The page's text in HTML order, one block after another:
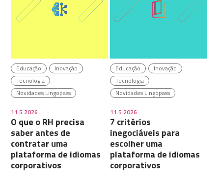
Educação
Inovação
Tecnologia
Novidades Lingopass
11.5.2026
O que o RH precisa
saber antes de
contratar uma
plataforma de idiomas
corporativos
Educação
Inovação
Tecnologia
Novidades Lingopass
11.5.2026
7 critérios
inegociáveis para
escolher uma
plataforma de idiomas
corporativos